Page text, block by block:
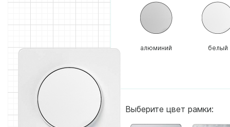
алюминий белый
Выберите цвет рамки: